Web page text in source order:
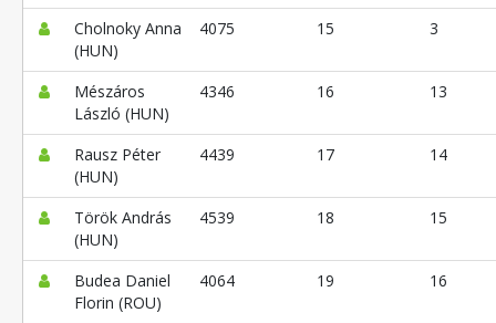
Cholnoky Anna
(HUN)
4075 15 3
Mészáros
László (HUN)
4346 16 13
Rausz Péter
(HUN)
4439 17 14
Török András
(HUN)
4539 18 15
Budea Daniel
Florin (ROU)
4064 19 16